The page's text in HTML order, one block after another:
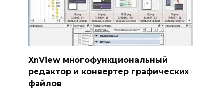
XnView многофункциональный
редактор и конвертер графических
файлов